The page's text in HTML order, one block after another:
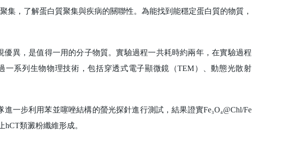
，了解蛋白質聚集與疾病的關聯性。為能找到能穩定蛋白質的物質，
異，是值得一用的分子物質。實驗過程一共耗時約兩年，在實驗過程
一系列生物物理技術，包括穿透式電子顯微鏡（TEM）、動態光散射
一步利用苯並噻唑結構的螢光探針進行測試，結果證實Fe₃O₄@Chl/Fe
類澱粉纖維形成。